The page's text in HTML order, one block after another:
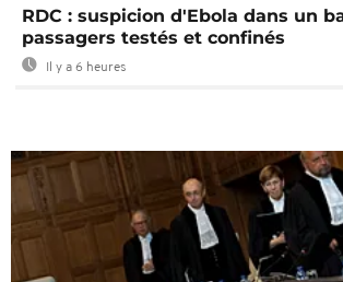
RDC : suspicion d'Ebola dans un
passagers testés et confinés
Il y a 6 heures